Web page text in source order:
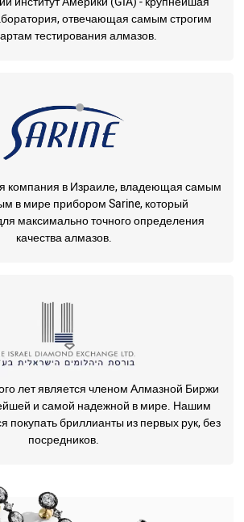
отвечающая самым строгим
тестирования алмазов.
компания в Израиле, владеющая самым
в мире прибором Sarine, который
максимально точного определения
качества алмазов.
лет является членом Алмазной Биржи
и самой надежной в мире. Нашим
покупать бриллианты из первых рук, без
посредников.